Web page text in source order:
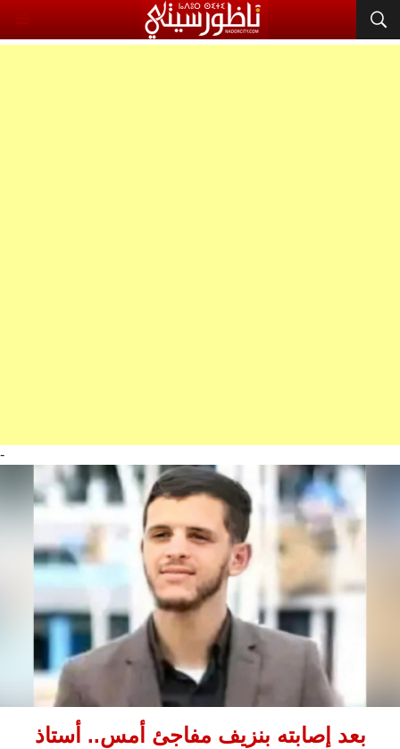
-
بعد إصابته بنزيف مفاجئ أمس.. أستاذ